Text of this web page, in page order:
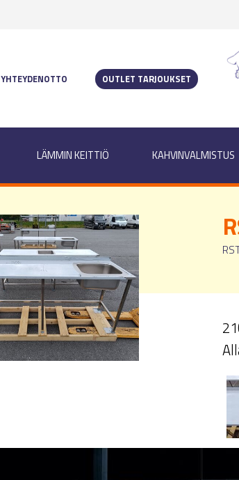
YHTEYDENOTTO OUTLET TARJOUKSET
LÄMMIN KEITTIÖ KAHVINVALMISTUS